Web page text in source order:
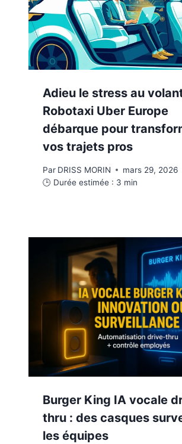
Adieu le stress au
Robotaxi Uber Europe
débarque pour
vos trajets pros
Par DRISS MORIN
mars 29, 2026
🕒 Durée estimée : 3 min
Burger King IA vocale
thru : des casques
les équipes